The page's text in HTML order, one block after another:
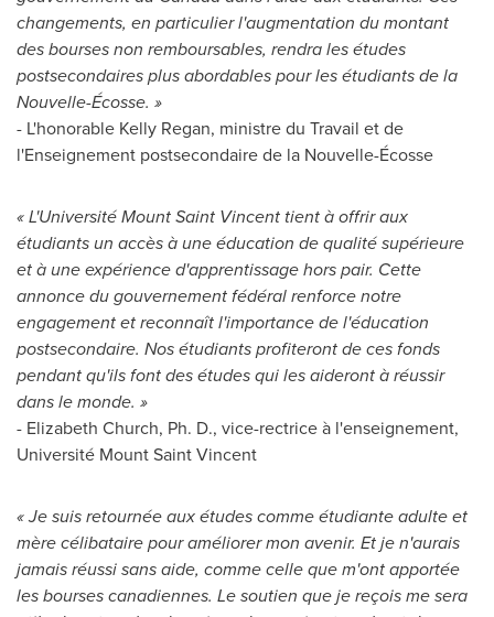
changements, en particulier l'augmentation du montant
des bourses non remboursables, rendra les études
postsecondaires plus abordables pour les étudiants de la
Nouvelle-Écosse. »
- L'honorable Kelly Regan, ministre du Travail et de
l'Enseignement postsecondaire de la Nouvelle-Écosse
« L'Université Mount Saint Vincent tient à offrir aux
étudiants un accès à une éducation de qualité supérieure
et à une expérience d'apprentissage hors pair. Cette
annonce du gouvernement fédéral renforce notre
engagement et reconnaît l'importance de l'éducation
postsecondaire. Nos étudiants profiteront de ces fonds
pendant qu'ils font des études qui les aideront à réussir
dans le monde. »
- Elizabeth Church, Ph. D., vice-rectrice à l'enseignement,
Université Mount Saint Vincent
« Je suis retournée aux études comme étudiante adulte et
mère célibataire pour améliorer mon avenir. Et je n'aurais
jamais réussi sans aide, comme celle que m'ont apportée
les bourses canadiennes. Le soutien que je reçois me sera